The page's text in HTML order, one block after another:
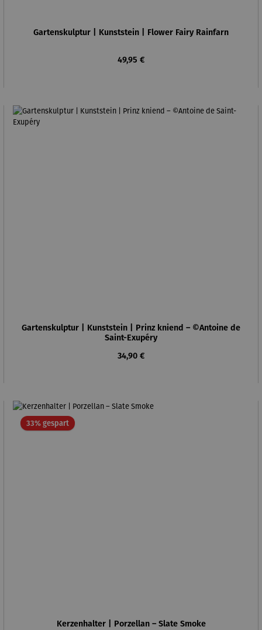
Gartenskulptur | Kunststein | Flower Fairy Rainfarn
Regulärer Preis:
49,95 €
Gartenskulptur | Kunststein | Prinz kniend – ©Antoine de
Saint-Exupéry
Regulärer Preis:
34,90 €
33% gespartRabatt
Kerzenhalter | Porzellan – Slate Smoke